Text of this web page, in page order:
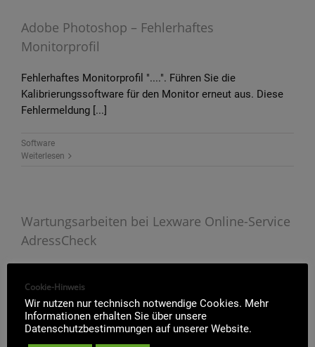
Adobe Photoshop – Fehlerhaftes
Monitorprofil
Fehlerhaftes Monitorprofil "....". Führen Sie die
Kalibrierungssoftware für den Monitor erneut aus. Diese
Fehlermeldung [...]
Software
Weiterlesen
Wartungsarbeiten bei Lexware Online-Service
AdressCheck
Onlineservice AdressCheck wegen [...]
Lexware
Weiterlesen
Cookie-Hinweis
Wir nutzen nur technisch notwendige Cookies. Mehr
Informationen erhalten Sie über unsere
Datenschutzbestimmungen auf unserer Website.